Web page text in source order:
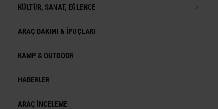
TÜRKIYE GEZI REHBERI
KÜLTÜR, SANAT, EĞLENCE
FESTIVAL
ANTIK KENT & ALANLAR
ARAÇ BAKIMI & İPUÇLARI
KAMP & OUTDOOR
HABERLER
ARAÇ İNCELEME